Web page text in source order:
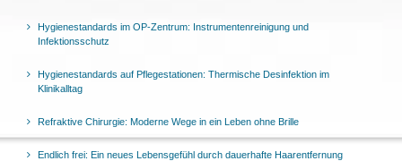
Hygienestandards im OP-Zentrum: Instrumentenreinigung und
Infektionsschutz
Hygienestandards auf Pflegestationen: Thermische Desinfektion im
Klinikalltag
Refraktive Chirurgie: Moderne Wege in ein Leben ohne Brille
Endlich frei: Ein neues Lebensgefühl durch dauerhafte Haarentfernung